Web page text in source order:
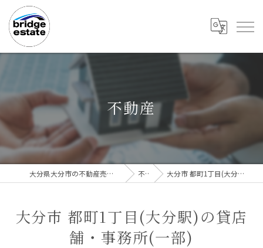
不動産
大分県大分市の不動産売却なら株式会社bridge estate 不動産 大分市 都町1丁目(大分駅)の貸店舗・事務所(一部)
大分市 都町1丁目(大分駅)の貸店
舗・事務所(一部)